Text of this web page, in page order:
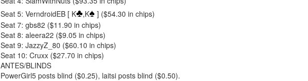
Seat 5: VerndroidEB [ K♣,K♠ ] ($54.30 in chips)
Seat 7: gbs82 ($11.90 in chips)
Seat 8: aleera22 ($9.05 in chips)
Seat 9: JazzyZ_80 ($60.10 in chips)
Seat 10: Cruxx ($27.70 in chips)
ANTES/BLINDS
PowerGirl5 posts blind ($0.25), laitsi posts blind ($0.50).